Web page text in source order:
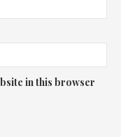
in this browser